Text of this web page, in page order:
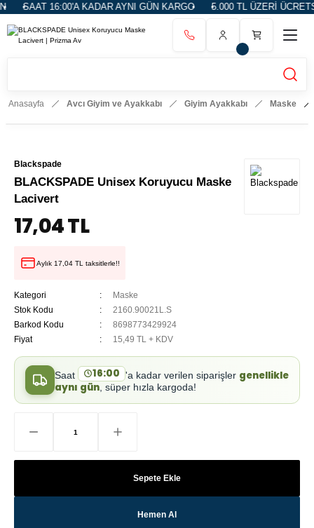
SAAT 16:00'A KADAR AYNI GÜN KARGO 5.000 TL ÜZERİ
Anasayfa Avcı Giyim ve Ayakkabı Giyim Ayakkabı Maske
Blackspade
BLACKSPADE Unisex Koruyucu Maske
Lacivert
17,04 TL
Aylık 17,04 TL taksitlerle!!
Kategori
Maske
Stok Kodu
2160.90021L.S
Barkod Kodu
8698773429924
Fiyat
15,49 TL + KDV
Saat 16:00 'a kadar verilen siparişler genellikle
aynı gün, süper hızla kargoda!
Sepete Ekle
Hemen Al